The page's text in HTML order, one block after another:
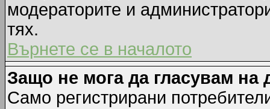
модераторите и
тях.
Върнете се в началото
Защо не мога да гласувам на
Само регистрирани